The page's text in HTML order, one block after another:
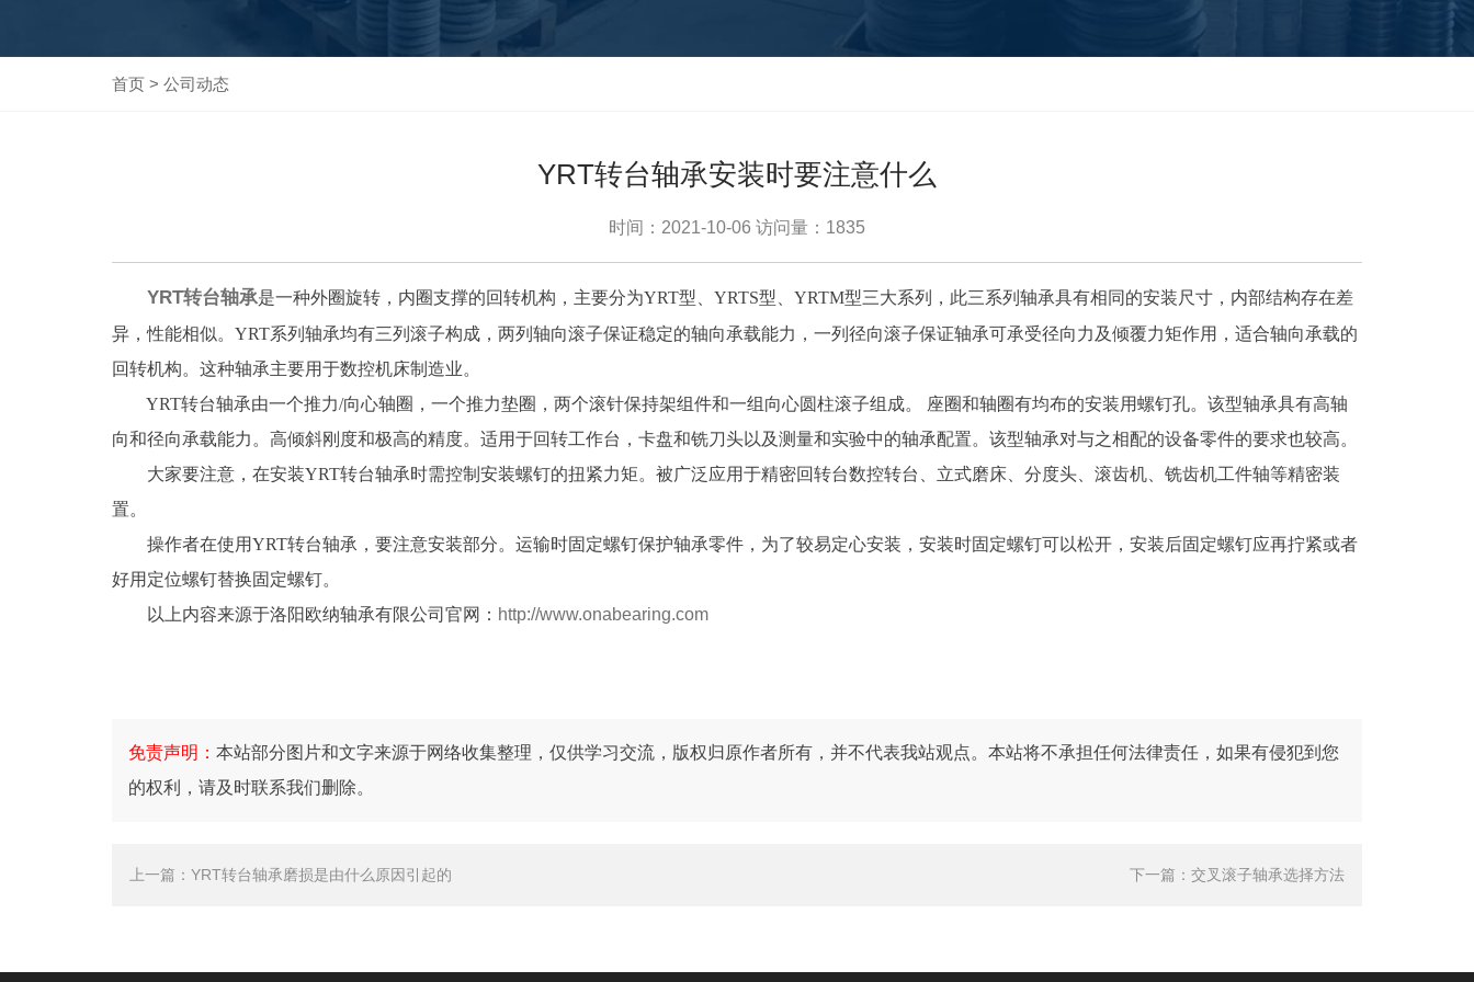
首页 > 公司动态
YRT转台轴承安装时要注意什么
时间：2021-10-06 访问量：1835
YRT转台轴承是一种外圈旋转，内圈支撑的回转机构，主要分为YRT型、YRTS型、YRTM型三大系列，此三系列轴承具有相同的安装尺寸，内部结构存在差
异，性能相似。YRT系列轴承均有三列滚子构成，两列轴向滚子保证稳定的轴向承载能力，一列径向滚子保证轴承可承受径向力及倾覆力矩作用，适合轴向承载的
回转机构。这种轴承主要用于数控机床制造业。
YRT转台轴承由一个推力/向心轴圈，一个推力垫圈，两个滚针保持架组件和一组向心圆柱滚子组成。 座圈和轴圈有均布的安装用螺钉孔。该型轴承具有高轴
向和径向承载能力。高倾斜刚度和极高的精度。适用于回转工作台，卡盘和铣刀头以及测量和实验中的轴承配置。该型轴承对与之相配的设备零件的要求也较高。
大家要注意，在安装YRT转台轴承时需控制安装螺钉的扭紧力矩。被广泛应用于精密回转台数控转台、立式磨床、分度头、滚齿机、铣齿机工件轴等精密装
置。
操作者在使用YRT转台轴承，要注意安装部分。运输时固定螺钉保护轴承零件，为了较易定心安装，安装时固定螺钉可以松开，安装后固定螺钉应再拧紧或者
好用定位螺钉替换固定螺钉。
以上内容来源于洛阳欧纳轴承有限公司官网： http://www.onabearing.com
免责声明： 本站部分图片和文字来源于网络收集整理，仅供学习交流，版权归原作者所有，并不代表我站观点。本站将不承担任何法律责任，如果有侵犯到您
的权利，请及时联系我们删除。
上一篇： YRT转台轴承磨损是由什么原因引起的 下一篇： 交叉滚子轴承选择方法